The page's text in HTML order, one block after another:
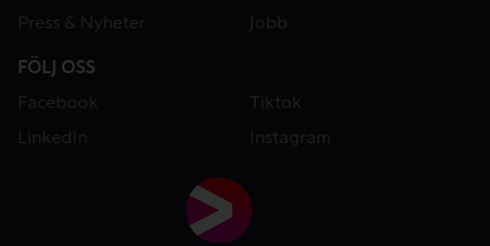
Press & Nyheter
Jobb
FÖLJ OSS
Facebook
Tiktok
LinkedIn
Instagram